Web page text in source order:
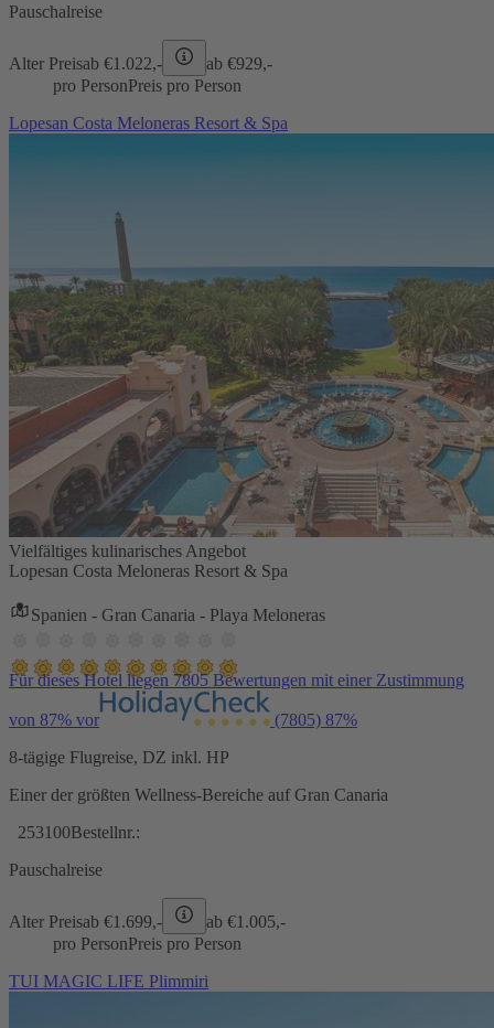
Pauschalreise
Alter Preisab €1.022,- ab €929,-
pro PersonPreis pro Person
Lopesan Costa Meloneras Resort & Spa
Vielfältiges kulinarisches Angebot
Lopesan Costa Meloneras Resort & Spa
Spanien - Gran Canaria - Playa Meloneras
Für dieses Hotel liegen 7805 Bewertungen mit einer Zustimmung
von 87% vor (7805) 87%
8-tägige Flugreise, DZ inkl. HP
Einer der größten Wellness-Bereiche auf Gran Canaria
253100Bestellnr.:
Pauschalreise
Alter Preisab €1.699,- ab €1.005,-
pro PersonPreis pro Person
TUI MAGIC LIFE Plimmiri